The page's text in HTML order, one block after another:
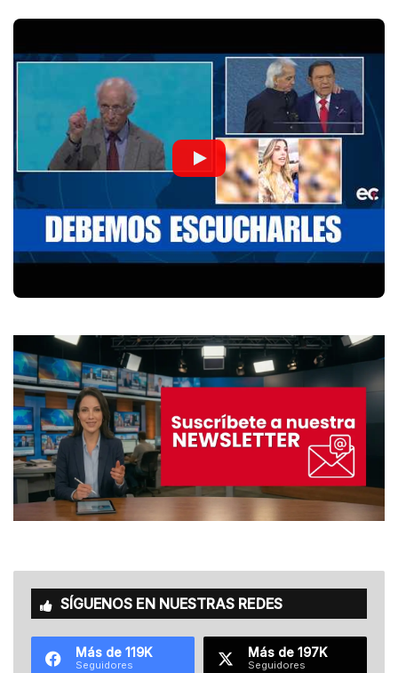
SÍGUENOS EN NUESTRAS REDES
Más de 119K
Seguidores
Más de 197K
Seguidores